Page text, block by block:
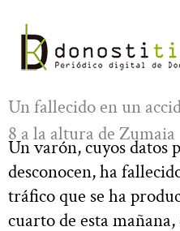
contenido
Un fallecido en un
8 a la altura de Zumaia
Un varón, cuyos datos
desconocen, ha
tráfico que se ha
cuarto de esta